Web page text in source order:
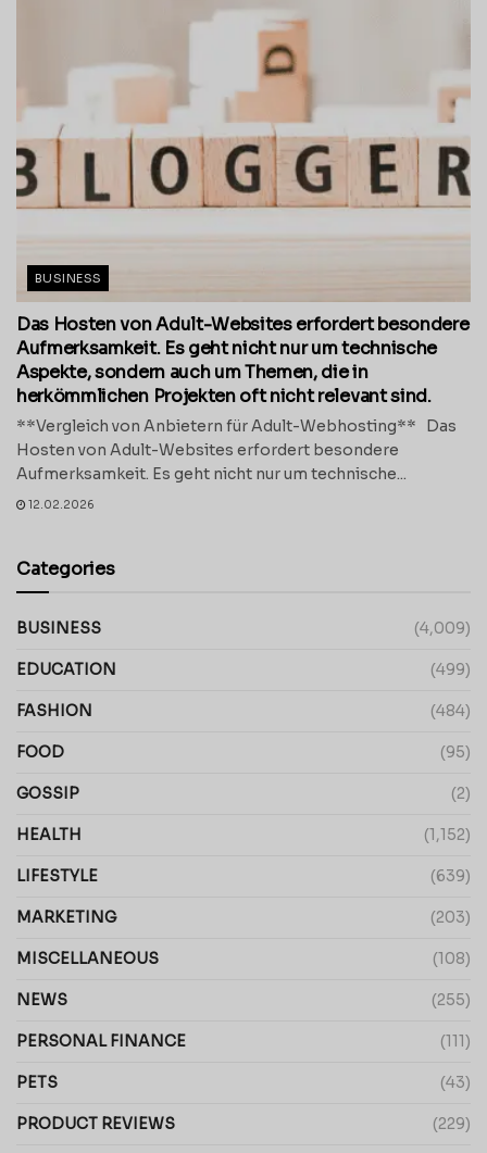
BUSINESS
Das Hosten von Adult-Websites erfordert besondere
Aufmerksamkeit. Es geht nicht nur um technische
Aspekte, sondern auch um Themen, die in
herkömmlichen Projekten oft nicht relevant sind.
**Vergleich von Anbietern für Adult-Webhosting** Das
Hosten von Adult-Websites erfordert besondere
Aufmerksamkeit. Es geht nicht nur um technische...
12.02.2026
Categories
BUSINESS (4,009)
EDUCATION (499)
FASHION (484)
FOOD (95)
GOSSIP (2)
HEALTH (1,152)
LIFESTYLE (639)
MARKETING (203)
MISCELLANEOUS (108)
NEWS (255)
PERSONAL FINANCE (111)
PETS (43)
PRODUCT REVIEWS (229)